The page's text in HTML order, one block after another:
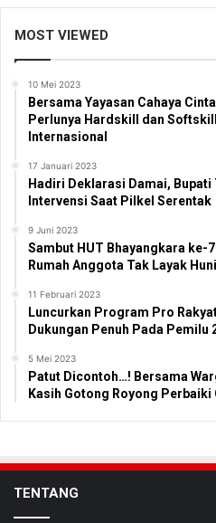
MOST VIEWED
10 Mei 2023
Bersama Yayasan Cahaya
Perlunya Hardskill dan
Internasional
17 Januari 2023
Hadiri Deklarasi Damai,
Intervensi Saat Pilkel Serentak
9 Juni 2023
Sambut HUT Bhayangkara ke-
Rumah Anggota Tak Layak Huni
11 Februari 2023
Luncurkan Program Pro
Dukungan Penuh Pada Pemilu
5 Mei 2023
Patut Dicontoh…! Bersama
Kasih Gotong Royong
TENTANG